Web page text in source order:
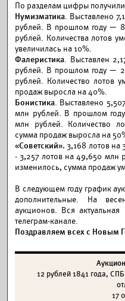
По разделам цифры
Нумизматика. Выставлено
рублей. В прошлом году —
рублей. Количества лотов
увеличилась на 10%.
Фалеристика. Выставлен
рублей. В прошлом году —
рублей. Количество лотов
продаж выросла на 40%.
Бонистика. Выставлено
млн рублей. В прошлом
млн рублей. Количество
сумма продаж выросла на
«Советский». 3,168 лотов на
- 3,257 лотов на 49,650 млн
изменилось, сумма продаж
В следующем году график
дополнительные. На
аукционов. Вся
телеграм-канале.
Поздравляем всех с Новым
12 рублей 1841 года,
17